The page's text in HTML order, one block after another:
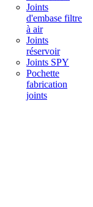
Joints
d'embase filtre
à air
Joints
réservoir
Joints SPY
Pochette
fabrication
joints